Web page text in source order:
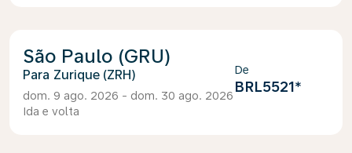
São Paulo (GRU)
Zurique (ZRH)
dom. 9 ago. 2026 - dom. 30 ago. 2026
Ida e volta
De
BRL5521*